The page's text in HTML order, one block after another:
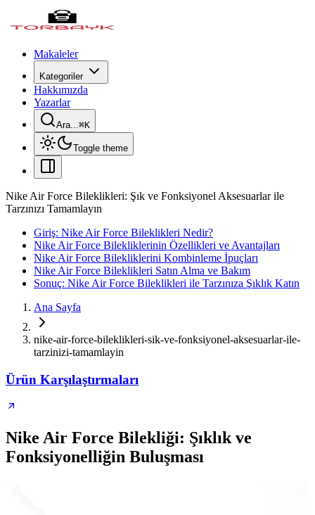
Makaleler
Kategoriler
Hakkımızda
Yazarlar
Ara...⌘K
Toggle theme
Nike Air Force Bileklikleri: Şık ve Fonksiyonel Aksesuarlar ile
Tarzınızı Tamamlayın
Giriş: Nike Air Force Bileklikleri Nedir?
Nike Air Force Bilekliklerinin Özellikleri ve Avantajları
Nike Air Force Bilekliklerini Kombinleme İpuçları
Nike Air Force Bileklikleri Satın Alma ve Bakım
Sonuç: Nike Air Force Bileklikleri ile Tarzınıza Şıklık Katın
Ana Sayfa
nike-air-force-bileklikleri-sik-ve-fonksiyonel-aksesuarlar-ile-
tarzinizi-tamamlayin
Ürün Karşılaştırmaları
Nike Air Force Bilekliği: Şıklık ve
Fonksiyonelliğin Buluşması